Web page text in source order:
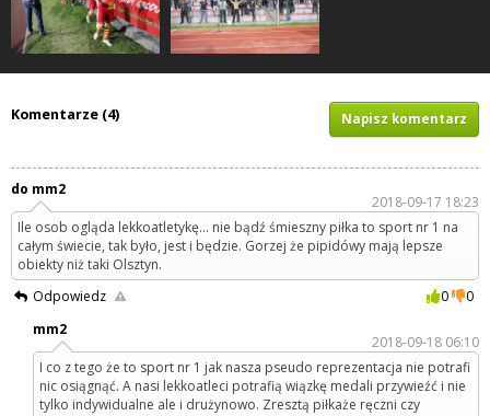
Komentarze (4) Napisz komentarz
do mm2
2018-09-17 18:23
Ile osob ogląda lekkoatletykę... nie bądź śmieszny piłka to sport nr 1 na
całym świecie, tak było, jest i będzie. Gorzej że pipidówy mają lepsze
obiekty niż taki Olsztyn.
Odpowiedz
0
0
mm2
2018-09-18 06:10
I co z tego że to sport nr 1 jak nasza pseudo reprezentacja nie potrafi
nic osiągnąć. A nasi lekkoatleci potrafią wiązkę medali przywieźć i nie
tylko indywidualne ale i drużynowo. Zresztą piłkaże ręczni czy